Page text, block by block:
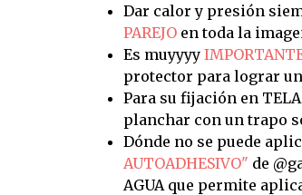
Dar calor y presión
PAREJOen toda la
Es muyyyy
protector para lograr
Para su fijación en
planchar con un trapo
Dónde no se puede
AUTOADHESIVO" de
AGUA que permite